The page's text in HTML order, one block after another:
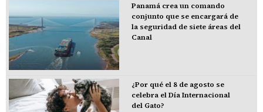
Panamá crea un comando
conjunto que se encargará de
la seguridad de siete áreas del
Canal
¿Por qué el 8 de agosto se
celebra el Día Internacional
del Gato?